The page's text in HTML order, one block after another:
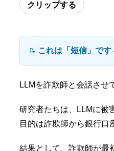
クリップする
📝 これは「短信」です
LLMを詐欺師と会話させ
研究者たちは、LLMに被
目的は詐欺師から銀行口
結果として、詐欺師が最